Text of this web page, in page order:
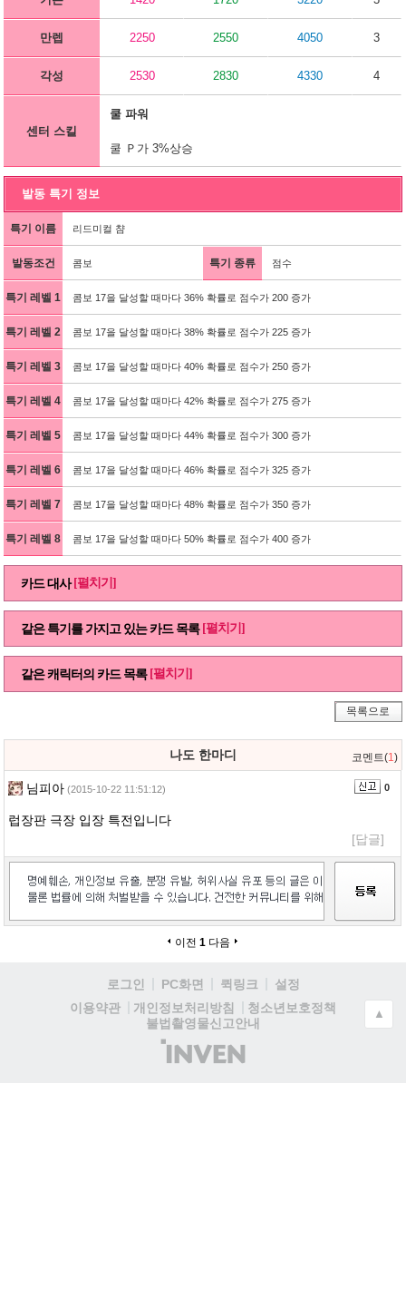
만렙 2250 2550 4050 3
각성 2530 2830 4330 4
센터 스킬
쿨 파워
쿨 Ｐ가 3%상승
발동 특기 정보
특기 이름 리드미컬 챰
발동조건 콤보 특기 종류 점수
특기 레벨 1 콤보 17을 달성할 때마다 36% 확률로 점수가 200 증가
특기 레벨 2 콤보 17을 달성할 때마다 38% 확률로 점수가 225 증가
특기 레벨 3 콤보 17을 달성할 때마다 40% 확률로 점수가 250 증가
특기 레벨 4 콤보 17을 달성할 때마다 42% 확률로 점수가 275 증가
특기 레벨 5 콤보 17을 달성할 때마다 44% 확률로 점수가 300 증가
특기 레벨 6 콤보 17을 달성할 때마다 46% 확률로 점수가 325 증가
특기 레벨 7 콤보 17을 달성할 때마다 48% 확률로 점수가 350 증가
특기 레벨 8 콤보 17을 달성할 때마다 50% 확률로 점수가 400 증가
카드 대사 [펼치기]
같은 특기를 가지고 있는 카드 목록 [펼치기]
같은 캐릭터의 카드 목록 [펼치기]
목록으로
나도 한마디 코멘트(1 )
님피아 (2015-10-22 11:51:12) 0
럽장판 극장 입장 특전입니다
[답글]
이전 1 다음
로그인 PC화면 퀵링크
설정
이용약관
개인정보처리방침
청소년보호정책
불법촬영물신고안내
(주)
인
▲